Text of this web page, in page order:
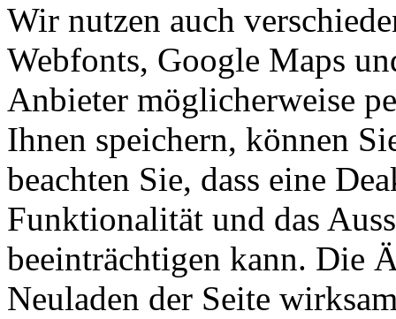
Wir nutzen auch
Webfonts, Google Maps
Anbieter möglicherweise
Ihnen speichern, können
beachten Sie, dass eine
Funktionalität und das
beeinträchtigen kann. Die
Neuladen der Seite